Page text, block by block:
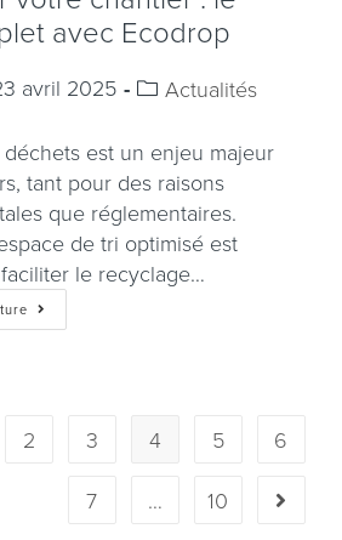
avec Ecodrop
avril 2025 Actualités
est un enjeu majeur
tant pour des raisons
que réglementaires.
de tri optimisé est
le recyclage…
2 3 4 5 6
7 … 10